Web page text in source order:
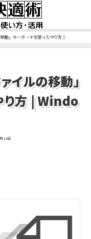
動」 キーボードを使ったやり方 |
イルの移動」
り方 | Windo
13日